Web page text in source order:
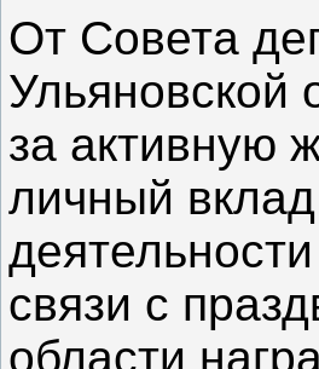
От Совета
Ульяновской
за активную
личный
связи с
области